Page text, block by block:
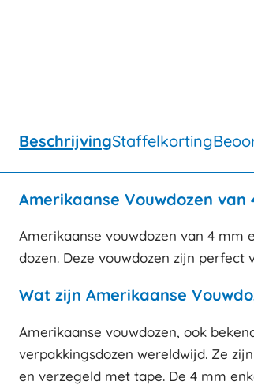
BeschrijvingStaffelkorting
Amerikaanse Vouwdozen
Amerikaanse vouwdozen van 4 mm
dozen. Deze vouwdozen zijn
Wat zijn Amerikaanse
Amerikaanse vouwdozen, ook
verpakkingsdozen wereldwijd. Ze
en verzegeld met tape. De 4 mm